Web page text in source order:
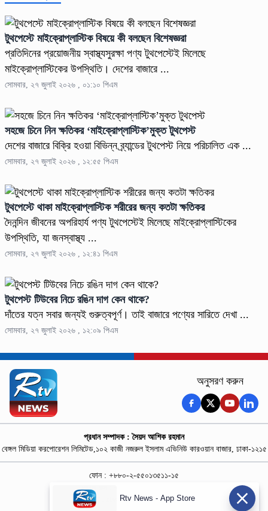
টুথপেস্টে মাইক্রোপ্লাস্টিক বিষয়ে কী বলছেন বিশেষজ্ঞরা
প্রতিদিনের প্রয়োজনীয় স্বাস্থ্যসুরক্ষা পণ্য টুথপেস্টেই মিলেছে
মাইক্রোপ্লাস্টিকের উপস্থিতি। দেশের বাজারে ...
সোমবার, ২৭ জুলাই ২০২৬ , ০১:১০ পিএম
সহজে চিনে নিন ক্ষতিকর ‘মাইক্রোপ্লাস্টিক’মুক্ত টুথপেস্ট
দেশের বাজারে বিক্রি হওয়া বিভিন্ন ব্র্যান্ডের টুথপেস্ট নিয়ে পরিচালিত এক ...
সোমবার, ২৭ জুলাই ২০২৬ , ১২:৫৫ পিএম
টুথপেস্টে থাকা মাইক্রোপ্লাস্টিক শরীরের জন্য কতটা ক্ষতিকর
দৈনন্দিন জীবনের অপরিহার্য পণ্য টুথপেস্টেই মিলেছে মাইক্রোপ্লাস্টিকের
উপস্থিতি, যা জনস্বাস্থ্য ...
সোমবার, ২৭ জুলাই ২০২৬ , ১২:৪১ পিএম
টুথপেস্ট টিউবের নিচে রঙিন দাগ কেন থাকে?
দাঁতের যত্ন সবার জন্যই গুরুত্বপূর্ণ। তাই বাজারে পণ্যের সারিতে দেখা ...
সোমবার, ২৭ জুলাই ২০২৬ , ১২:০৯ পিএম
অনুসরণ করুন
প্রধান সম্পাদক : সৈয়দ আশিক রহমান
বেঙ্গল মিডিয়া করপোরেশন লিমিটেড,১০২ কাজী নজরুল ইসলাম এভিনিউ কারওয়ান বাজার, ঢাকা-১২১৫
ফোন : +৮৮০-২-৫৫০১৩৫১১-১৫
বিজ্ঞাপন :
rtvdigitalad@gmail.com
Rtv News - App Store